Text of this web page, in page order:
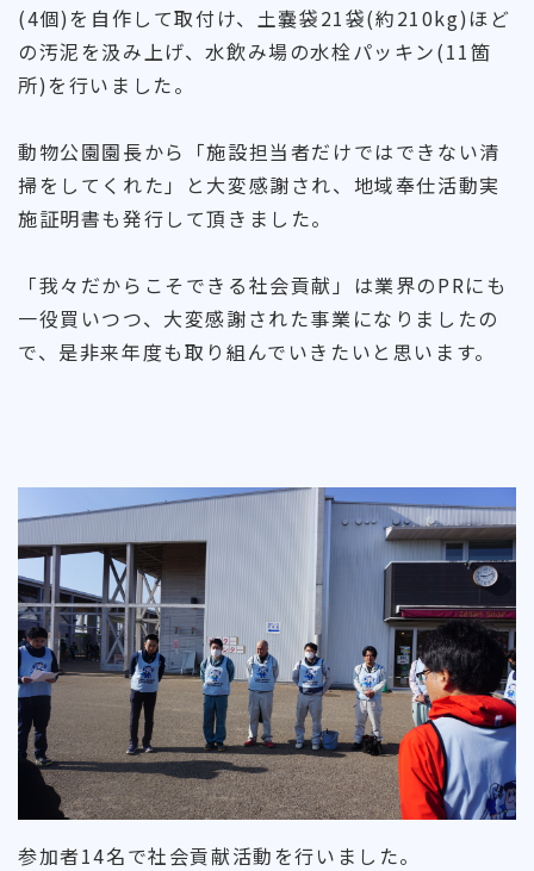
(4個)を自作して取付け、土嚢袋21袋(約210kg)ほど
の汚泥を汲み上げ、水飲み場の水栓パッキン(11箇
所)を行いました。
動物公園園長から「施設担当者だけではできない清
掃をしてくれた」と大変感謝され、地域奉仕活動実
施証明書も発行して頂きました。
「我々だからこそできる社会貢献」は業界のPRにも
一役買いつつ、大変感謝された事業になりましたの
で、是非来年度も取り組んでいきたいと思います。
参加者14名で社会貢献活動を行いました。